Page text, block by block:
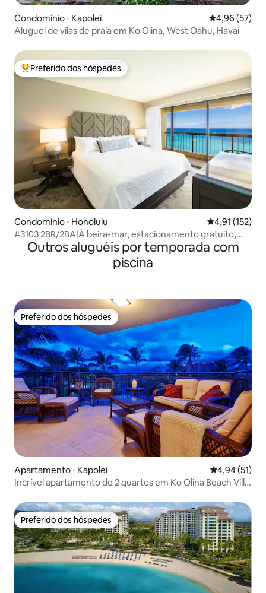
Condomínio ⋅ Kapolei 4,96 de uma
4,96 (57)
Aluguel de vilas de praia em Ko Olina, West Oahu, Havaí
Entre os melhores preferidos dos hóspedes
Preferido dos hóspedes
Condomínio ⋅ Honolulu 4,91 de uma
4,91 (152)
#3103 2BR/2BA|À beira-mar, estacionamento gratuito,
academia e piscina
Outros aluguéis por temporada com
piscina
Preferido dos hóspedes
Preferido dos hóspedes
Apartamento ⋅ Kapolei 4,94 de uma
4,94 (51)
Incrível apartamento de 2 quartos em Ko Olina Beach Villa
Preferido dos hóspedes
Preferido dos hóspedes